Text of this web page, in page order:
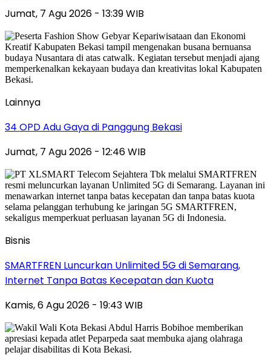
Jumat, 7 Agu 2026 - 13:39 WIB
Lainnya
34 OPD Adu Gaya di Panggung Bekasi
Jumat, 7 Agu 2026 - 12:46 WIB
Bisnis
SMARTFREN Luncurkan Unlimited 5G di Semarang,
Internet Tanpa Batas Kecepatan dan Kuota
Kamis, 6 Agu 2026 - 19:43 WIB